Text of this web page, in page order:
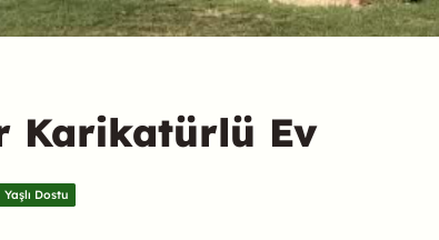
Karikatürlü Ev
Yaşlı Dostu